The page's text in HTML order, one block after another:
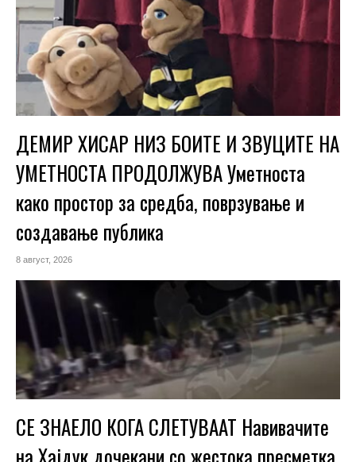
ДЕМИР ХИСАР НИЗ БОИТЕ И ЗВУЦИТЕ НА
УМЕТНОСТА ПРОДОЛЖУВА Уметноста
како простор за средба, поврзување и
создавање публика
8 август, 2026
СЕ ЗНАЕЛО КОГА СЛЕТУВААТ Навивачите